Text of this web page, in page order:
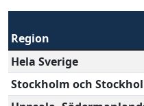
Region
Hela Sverige
Stockholm och